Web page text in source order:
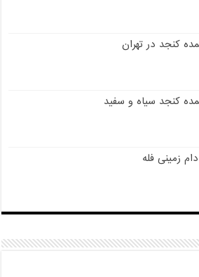
کنجد در تهران
کنجد سیاه و سفید
زمینی فله